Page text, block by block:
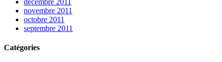
novembre 2011
octobre 2011
septembre 2011
Catégories